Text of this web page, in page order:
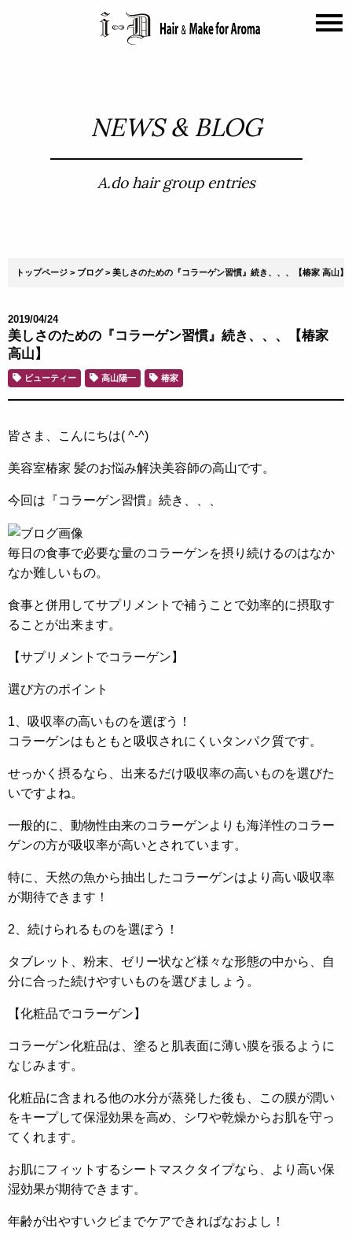
NEWS & BLOG
A.do hair group entries
トップページ ブログ 美しさのための『コラーゲン習慣』続き、、、【椿家 高山】
2019/04/24
美しさのための『コラーゲン習慣』続き、、、【椿家
高山】
ビューティー 高山陽一 椿家
皆さま、こんにちは( ^-^)
美容室椿家 髪のお悩み解決美容師の高山です。
今回は『コラーゲン習慣』続き、、、
毎日の食事で必要な量のコラーゲンを摂り続けるのはなか
なか難しいもの。
食事と併用してサプリメントで補うことで効率的に摂取す
ることが出来ます。
【サプリメントでコラーゲン】
選び方のポイント
1、吸収率の高いものを選ぼう！
コラーゲンはもともと吸収されにくいタンパク質です。
せっかく摂るなら、出来るだけ吸収率の高いものを選びた
いですよね。
一般的に、動物性由来のコラーゲンよりも海洋性のコラー
ゲンの方が吸収率が高いとされています。
特に、天然の魚から抽出したコラーゲンはより高い吸収率
が期待できます！
2、続けられるものを選ぼう！
タブレット、粉末、ゼリー状など様々な形態の中から、自
分に合った続けやすいものを選びましょう。
【化粧品でコラーゲン】
コラーゲン化粧品は、塗ると肌表面に薄い膜を張るように
なじみます。
化粧品に含まれる他の水分が蒸発した後も、この膜が潤い
をキープして保湿効果を高め、シワや乾燥からお肌を守っ
てくれます。
お肌にフィットするシートマスクタイプなら、より高い保
湿効果が期待できます。
年齢が出やすいクビまでケアできればなおよし！